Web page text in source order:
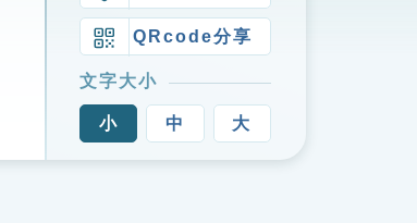
QRcode分享
文字大小
小 中 大